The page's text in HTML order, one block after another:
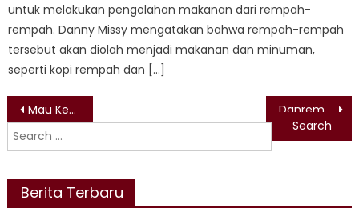
untuk melakukan pengolahan makanan dari rempah-
rempah. Danny Missy mengatakan bahwa rempah-rempah
tersebut akan diolah menjadi makanan dan minuman,
seperti kopi rempah dan […]
Post
navigation
Mau Kembangkan Baterai Kendaraan Listrik, RI Perlu Bantuan China dan Australia
Search
for:
Berita Terbaru